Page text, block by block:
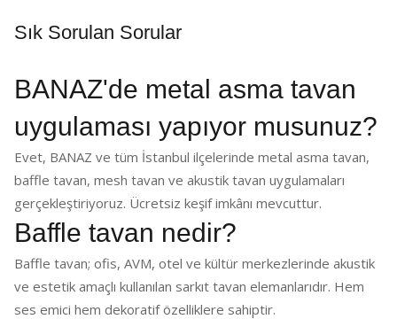
Sık Sorulan Sorular
BANAZ'de metal asma tavan
uygulaması yapıyor musunuz?
Evet, BANAZ ve tüm İstanbul ilçelerinde metal asma tavan,
baffle tavan, mesh tavan ve akustik tavan uygulamaları
gerçekleştiriyoruz. Ücretsiz keşif imkânı mevcuttur.
Baffle tavan nedir?
Baffle tavan; ofis, AVM, otel ve kültür merkezlerinde akustik
ve estetik amaçlı kullanılan sarkıt tavan elemanlarıdır. Hem
ses emici hem dekoratif özelliklere sahiptir.